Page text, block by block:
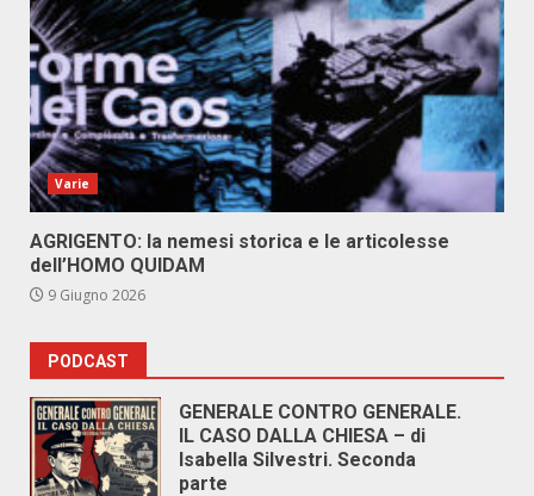
Varie
AGRIGENTO: la nemesi storica e le articolesse
dell’HOMO QUIDAM
9 Giugno 2026
PODCAST
GENERALE CONTRO GENERALE.
IL CASO DALLA CHIESA – di
Isabella Silvestri. Seconda
parte